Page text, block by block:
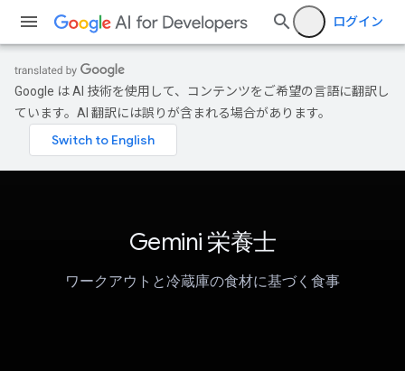
ログイン
Google は AI 技術を使用して、コンテンツをご希望の言語に翻訳し
ています。AI 翻訳には誤りが含まれる場合があります。
Gemini 栄養士
ワークアウトと冷蔵庫の食材に基づく食事